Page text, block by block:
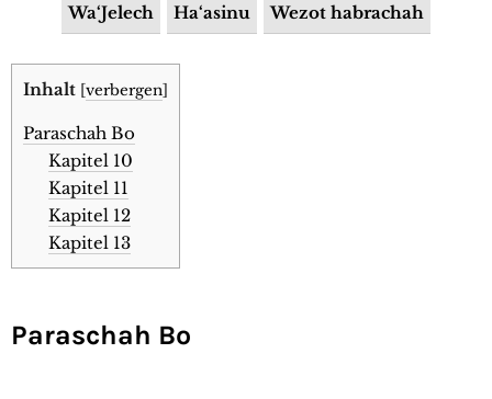
Wa‘Jelech Ha‘asinu Wezot habrachah
Inhalt [verbergen]
Paraschah Bo
Kapitel 10
Kapitel 11
Kapitel 12
Kapitel 13
Paraschah Bo